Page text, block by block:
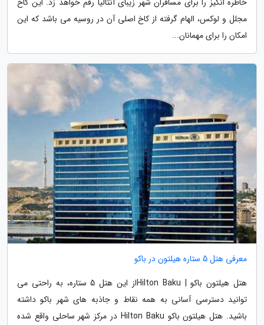
مجلل و لوکس، الهام گرفته از کاخ اصلی آن در روسیه می باشد که این
امکان را برای مهمانان...
معرفی هتل 5 ستاره هیلتون در باکو
هتل هیلتون باکو | Hilton Bakuاز این هتل 5 ستاره، به راحتی می
توانید دسترسی آسانی به همه نقاط و جاذبه های شهر باکو داشته
باشید. هتل هیلتون باکو Hilton Baku در مرکز شهر ساحلی واقع شده